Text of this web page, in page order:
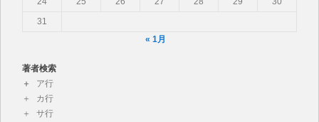
31
« 1月
著者検索
ア行
カ行
サ行